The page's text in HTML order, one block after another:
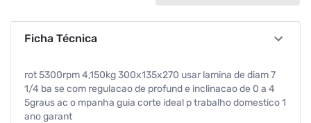
Ficha Técnica
rot 5300rpm 4,150kg 300x135x270 usar lamina de diam 7
1/4 ba se com regulacao de profund e inclinacao de 0 a 4
5graus ac o mpanha guia corte ideal p trabalho domestico 1
ano garant